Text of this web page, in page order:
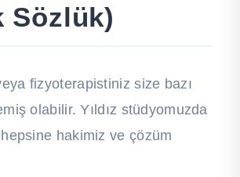
Sözlük)
fizyoterapistiniz size bazı
olabilir. Yıldız stüdyomuzda
hakimiz ve çözüm